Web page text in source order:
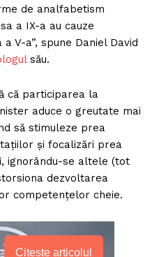
de analfabetism
a IX-a au cauze
V-a”, spune Daniel David
său.
că participarea la
aduce o greutate mai
să stimuleze prea
și focalizări prea
ignorându-se altele (tot
dezvoltarea
competențelor cheie.
Citește articolul